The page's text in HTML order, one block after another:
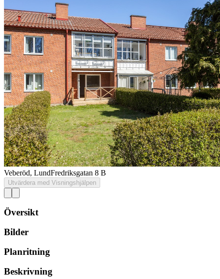
Veberöd, LundFredriksgatan 8 B
Utvärdera med Visningshjälpen
Översikt
Bilder
Planritning
Beskrivning